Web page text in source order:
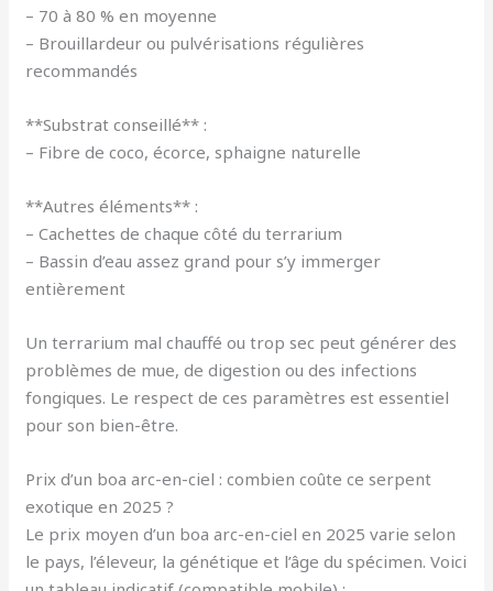
– 70 à 80 % en moyenne
– Brouillardeur ou pulvérisations régulières
recommandés
**Substrat conseillé** :
– Fibre de coco, écorce, sphaigne naturelle
**Autres éléments** :
– Cachettes de chaque côté du terrarium
– Bassin d’eau assez grand pour s’y immerger
entièrement
Un terrarium mal chauffé ou trop sec peut générer des
problèmes de mue, de digestion ou des infections
fongiques. Le respect de ces paramètres est essentiel
pour son bien-être.
Prix d’un boa arc-en-ciel : combien coûte ce serpent
exotique en 2025 ?
Le prix moyen d’un boa arc-en-ciel en 2025 varie selon
le pays, l’éleveur, la génétique et l’âge du spécimen. Voici